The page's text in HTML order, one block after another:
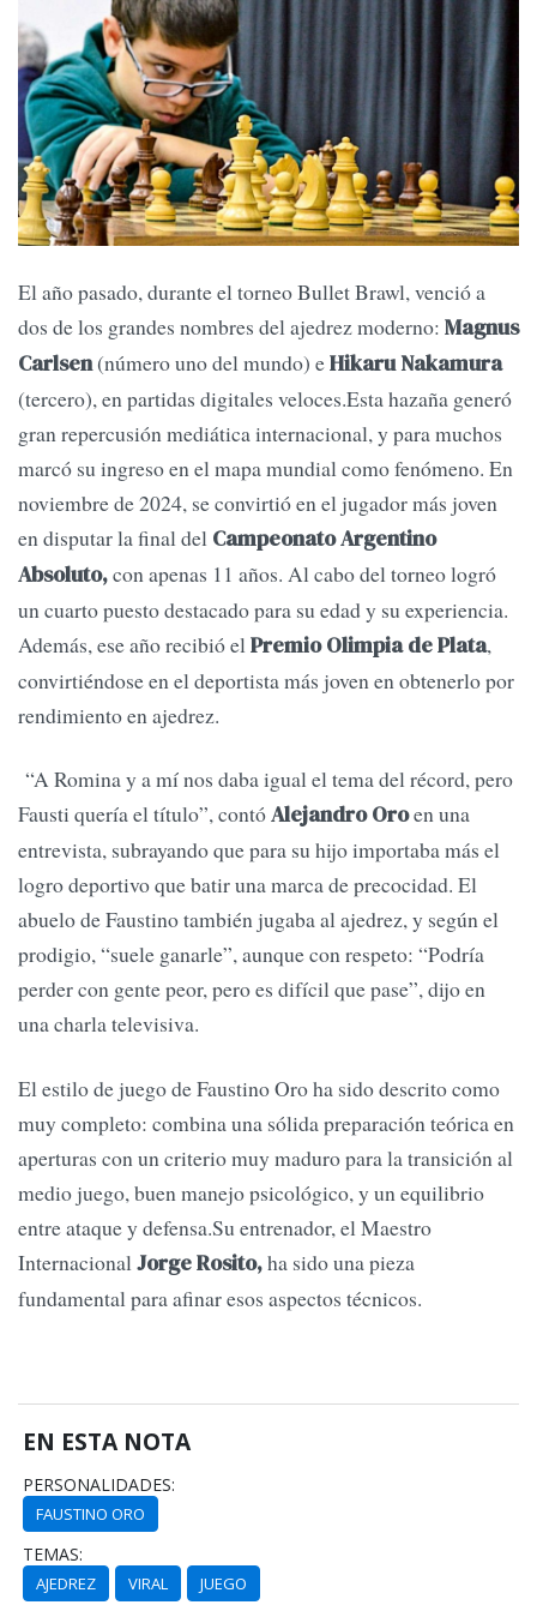
El año pasado, durante el torneo Bullet Brawl, venció a
dos de los grandes nombres del ajedrez moderno: Magnus
Carlsen(número uno del mundo) eHikaru Nakamura
(tercero), en partidas digitales veloces.Esta hazaña generó
gran repercusión mediática internacional, y para muchos
marcó su ingreso en el mapa mundial como fenómeno. En
noviembre de 2024, se convirtió en el jugador más joven
en disputar la final del Campeonato Argentino
Absoluto,con apenas 11 años. Al cabo del torneo logró
un cuarto puesto destacado para su edad y su experiencia.
Además, ese año recibió elPremio Olimpia de Plata,
convirtiéndose en el deportista más joven en obtenerlo por
rendimiento en ajedrez.
“A Romina y a mí nos daba igual el tema del récord, pero
Fausti quería el título”, contóAlejandro Oroen una
entrevista, subrayando que para su hijo importaba más el
logro deportivo que batir una marca de precocidad. El
abuelo de Faustino también jugaba al ajedrez, y según el
prodigio, “suele ganarle”, aunque con respeto: “Podría
perder con gente peor, pero es difícil que pase”, dijo en
una charla televisiva.
El estilo de juego de Faustino Oro ha sido descrito como
muy completo: combina una sólida preparación teórica en
aperturas con un criterio muy maduro para la transición al
medio juego, buen manejo psicológico, y un equilibrio
entre ataque y defensa.Su entrenador, el Maestro
Internacional Jorge Rosito,ha sido una pieza
fundamental para afinar esos aspectos técnicos.
EN ESTA NOTA
PERSONALIDADES:
FAUSTINO ORO
TEMAS:
AJEDREZ VIRAL JUEGO